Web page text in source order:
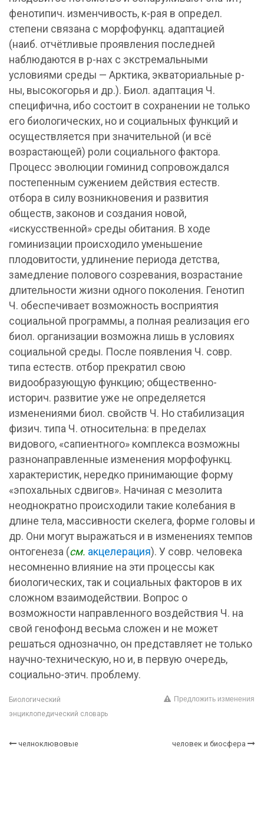
фенотипич. изменчивость, к-рая в определ.
степени связана с морфофункц. адаптацией
(наиб. отчётливые проявления последней
наблюдаются в р-нах с экстремальными
условиями среды — Арктика, экваториальные р-
ны, высокогорья и др.). Биол. адаптация Ч.
специфична, ибо состоит в сохранении не только
его биологических, но и социальных функций и
осуществляется при значительной (и всё
возрастающей) роли социального фактора.
Процесс эволюции гоминид сопровождался
постепенным сужением действия естеств.
отбора в силу возникновения и развития
обществ, законов и создания новой,
«искусственной» среды обитания. В ходе
гоминизации происходило уменьшение
плодовитости, удлинение периода детства,
замедление полового созревания, возрастание
длительности жизни одного поколения. Генотип
Ч. обеспечивает возможность восприятия
социальной программы, а полная реализация его
биол. организации возможна лишь в условиях
социальной среды. После появления Ч. совр.
типа естеств. отбор прекратил свою
видообразующую функцию; общественно-
историч. развитие уже не определяется
изменениями биол. свойств Ч. Но стабилизация
физич. типа Ч. относительна: в пределах
видового, «сапиентного» комплекса возможны
разнонаправленные изменения морфофункц.
характеристик, нередко принимающие форму
«эпохальных сдвигов». Начиная с мезолита
неоднократно происходили такие колебания в
длине тела, массивности скелега, форме головы и
др. Они могут выражаться и в изменениях темпов
онтогенеза (см. акцелерация). У совр. человека
несомненно влияние на эти процессы как
биологических, так и социальных факторов в их
сложном взаимодействии. Вопрос о
возможности направленного воздействия Ч. на
свой генофонд весьма сложен и не может
решаться однозначно, он представляет не только
научно-техническую, но и, в первую очередь,
социально-этич. проблему.
Биологический
энциклопедический словарь
Предложить изменения
челноклювовые человек и биосфера